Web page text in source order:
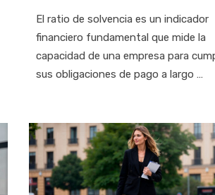
El ratio de solvencia es un indicador
financiero fundamental que mide la
capacidad de una empresa para
sus obligaciones de pago a largo …